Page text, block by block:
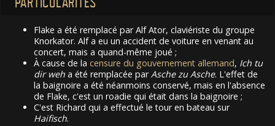
Flake a été remplacé par Alf Ator, claviériste du groupe
Knorkator. Alf a eu un accident de voiture en venant au
concert, mais a quand-même joué ;
À cause de la censure du gouvernement allemand, Ich tu
dir weh a été remplacée parAsche zu Asche. L'effet de
la baignoire a été néanmoins conservé, mais en l'absence
de Flake, c'est un roadie qui était dans la baignoire ;
C'est Richard qui a effectué le tour en bateau sur
Haifisch.